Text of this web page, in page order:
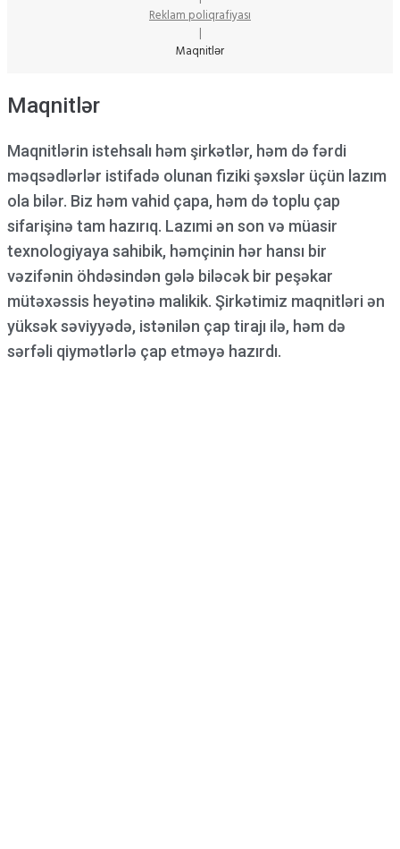
Reklam poliqrafiyası
|
Maqnitlər
Maqnitlər
Maqnitlərin istehsalı həm şirkətlər, həm də fərdi
məqsədlərlər istifadə olunan fiziki şəxslər üçün lazım
ola bilər. Biz həm vahid çapa, həm də toplu çap
sifarişinə tam hazırıq. Lazımi ən son və müasir
texnologiyaya sahibik, həmçinin hər hansı bir
vəzifənin öhdəsindən gələ biləcək bir peşəkar
mütəxəssis heyətinə malikik. Şirkətimiz maqnitləri ən
yüksək səviyyədə, istənilən çap tirajı ilə, həm də
sərfəli qiymətlərlə çap etməyə hazırdı.